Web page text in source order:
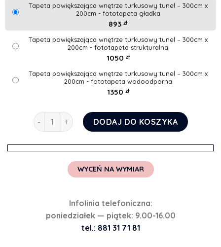
Tapeta powiększająca wnętrze turkusowy tunel – 300cm x
200cm - fototapeta gładka
893 zł
Tapeta powiększająca wnętrze turkusowy tunel – 300cm x
200cm - fototapeta strukturalna
1050 zł
Tapeta powiększająca wnętrze turkusowy tunel – 300cm x
200cm - fototapeta wodoodporna
1350 zł
ilość Tapeta powiększająca wnętrze turkusowy tunel
DODAJ DO KOSZYKA
WYCEŃ NA WYMIAR
Infolinia telefoniczna:
poniedziałek — piątek: 9.00-16.00
tel.: 881 31 71 81